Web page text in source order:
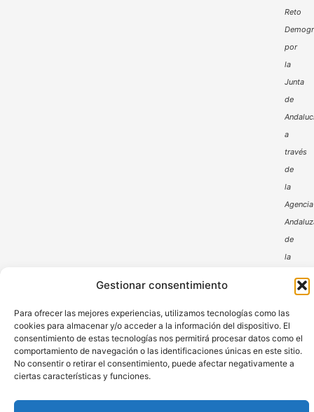
Gestionar consentimiento
Para ofrecer las mejores experiencias, utilizamos tecnologías como las
cookies para almacenar y/o acceder a la información del dispositivo. El
consentimiento de estas tecnologías nos permitirá procesar datos como el
comportamiento de navegación o las identificaciones únicas en este sitio.
No consentir o retirar el consentimiento, puede afectar negativamente a
ciertas características y funciones.
Reto
por
la
Junta
de
a
través
de
la
Agencia
de
la
Aviso Legal Política de Privacidad